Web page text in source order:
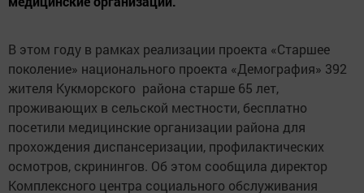
В этом году в рамках реализации проекта «Старшее
поколение» национального проекта «Демография» 392
жителя Кукморского района старше 65 лет,
проживающих в сельской местности, бесплатно
посетили медицинские организации района для
прохождения диспансеризации, профилактических
осмотров, скринингов. Об этом сообщила директор
Комплексного центра социального обслуживания